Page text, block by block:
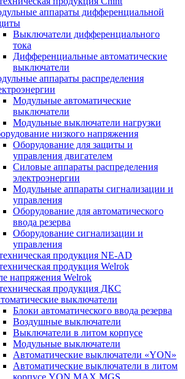
аппараты дифференциальной
Выключатели дифференциального
тока
Дифференциальные автоматические
выключатели
аппараты распределения
Модульные автоматические
выключатели
Модульные выключатели нагрузки
низкого напряжения
Оборудование для защиты и
управления двигателем
Силовые аппараты распределения
электроэнергии
Модульные аппараты сигнализации и
управления
Оборудование для автоматического
ввода резерва
Оборудование сигнализации и
управления
продукция NE-AD
продукция Welrok
напряжения Welrok
продукция ДКС
выключатели
Блоки автоматического ввода резерва
Воздушные выключатели
Выключатели в литом корпусе
Модульные выключатели
Автоматические выключатели «YON»
Автоматические выключатели в литом
корпусе YON MAX MGS